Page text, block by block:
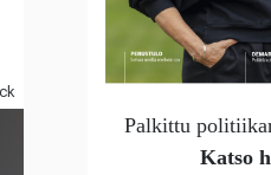
Palkittu
Katso